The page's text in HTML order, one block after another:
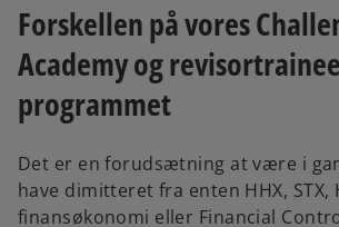
Forskellen på vores
Academy og
programmet
Det er en forudsætning at være i
have dimitteret fra enten HHX, STX,
finansøkonomi eller Financial